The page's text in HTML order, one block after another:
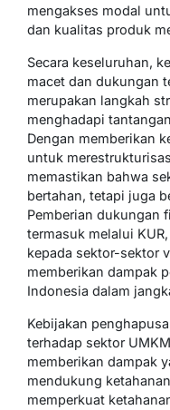
mengakses modal
dan kualitas produk
Secara keseluruhan,
macet dan dukungan
merupakan langkah
menghadapi
Dengan memberikan
untuk
memastikan bahwa
bertahan, tetapi juga
Pemberian dukungan
termasuk melalui
kepada sektor-sektor
memberikan dampak
Indonesia dalam
Kebijakan
terhadap sektor
memberikan dampak
mendukung
memperkuat